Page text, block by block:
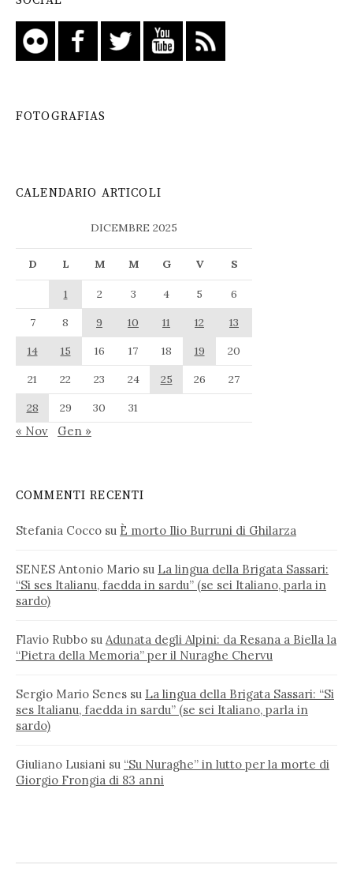
FOTOGRAFIAS
CALENDARIO ARTICOLI
DICEMBRE 2025
D L M M G V S
1 2 3 4 5
6
7
8 9 10 11 12
13
14
15 16 17 18 19
20
21
22 23 24 25 26
27
28
29 30 31
« Nov Gen »
COMMENTI RECENTI
Stefania Cocco su È morto Ilio Burruni di Ghilarza
SENES Antonio Mario su La lingua della Brigata Sassari:
“Si ses Italianu, faedda in sardu” (se sei Italiano, parla in
sardo)
Flavio Rubbo su Adunata degli Alpini: da Resana a Biella la
“Pietra della Memoria” per il Nuraghe Chervu
Sergio Mario Senes su La lingua della Brigata Sassari: “Si
ses Italianu, faedda in sardu” (se sei Italiano, parla in
sardo)
Giuliano Lusiani su “Su Nuraghe” in lutto per la morte di
Giorgio Frongia di 83 anni